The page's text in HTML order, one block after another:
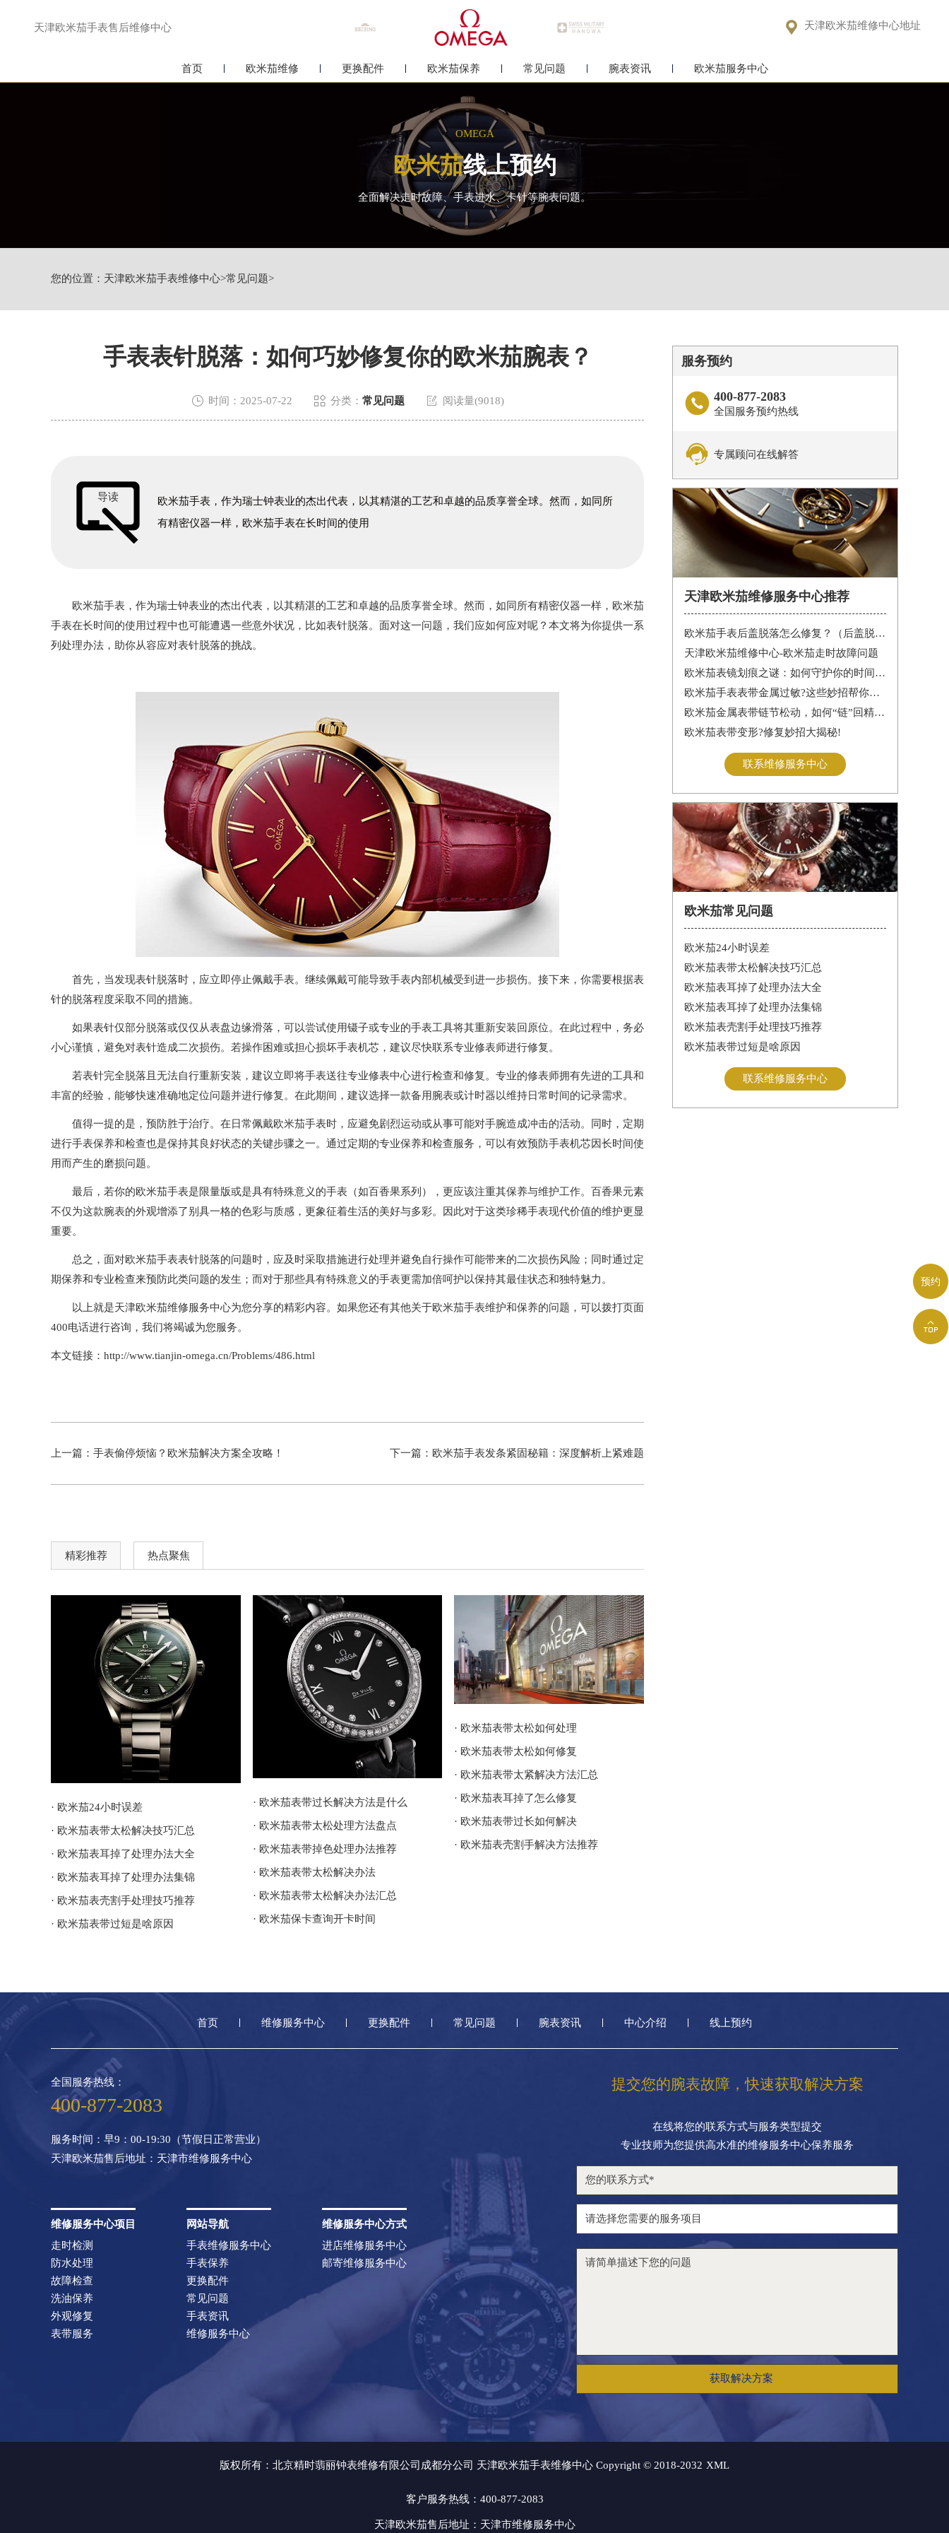
天津欧米茄手表售后维修中心  天津欧米茄维修中心地址
首页 欧米茄维修 更换配件 欧米茄保养 常见问题 腕表资讯 欧米茄服务中心
OMEGA
欧米茄线上预约
全面解决走时故障、手表进水、卡针等腕表问题。
您的位置： 天津欧米茄手表维修中心>常见问题>
手表表针脱落：如何巧妙修复你的欧米茄腕表？
 时间：2025-07-22  分类： 常见问题  阅读量(9018)
导读
欧米茄手表，作为瑞士钟表业的杰出代表，以其精湛的工艺和卓越的品质享誉全球。然而，如同所
有精密仪器一样，欧米茄手表在长时间的使用
欧米茄手表，作为瑞士钟表业的杰出代表，以其精湛的工艺和卓越的品质享誉全球。然而，如同所有精密仪器一样，欧米茄
手表在长时间的使用过程中也可能遭遇一些意外状况，比如表针脱落。面对这一问题，我们应如何应对呢？本文将为你提供一系
列处理办法，助你从容应对表针脱落的挑战。
首先，当发现表针脱落时，应立即停止佩戴手表。继续佩戴可能导致手表内部机械受到进一步损伤。接下来，你需要根据表
针的脱落程度采取不同的措施。
如果表针仅部分脱落或仅仅从表盘边缘滑落，可以尝试使用镊子或专业的手表工具将其重新安装回原位。在此过程中，务必
小心谨慎，避免对表针造成二次损伤。若操作困难或担心损坏手表机芯，建议尽快联系专业修表师进行修复。
若表针完全脱落且无法自行重新安装，建议立即将手表送往专业修表中心进行检查和修复。专业的修表师拥有先进的工具和
丰富的经验，能够快速准确地定位问题并进行修复。在此期间，建议选择一款备用腕表或计时器以维持日常时间的记录需求。
值得一提的是，预防胜于治疗。在日常佩戴欧米茄手表时，应避免剧烈运动或从事可能对手腕造成冲击的活动。同时，定期
进行手表保养和检查也是保持其良好状态的关键步骤之一。通过定期的专业保养和检查服务，可以有效预防手表机芯因长时间使
用而产生的磨损问题。
最后，若你的欧米茄手表是限量版或是具有特殊意义的手表（如百香果系列），更应该注重其保养与维护工作。百香果元素
不仅为这款腕表的外观增添了别具一格的色彩与质感，更象征着生活的美好与多彩。因此对于这类珍稀手表现代价值的维护更显
重要。
总之，面对欧米茄手表表针脱落的问题时，应及时采取措施进行处理并避免自行操作可能带来的二次损伤风险；同时通过定
期保养和专业检查来预防此类问题的发生；而对于那些具有特殊意义的手表更需加倍呵护以保持其最佳状态和独特魅力。
以上就是天津欧米茄维修服务中心为您分享的精彩内容。如果您还有其他关于欧米茄手表维护和保养的问题，可以拨打页面
400电话进行咨询，我们将竭诚为您服务。
本文链接：http://www.tianjin-omega.cn/Problems/486.html
上一篇： 手表偷停烦恼？欧米茄解决方案全攻略！ 下一篇： 欧米茄手表发条紧固秘籍：深度解析上紧难题
精彩推荐 热点聚焦
· 欧米茄24小时误差
· 欧米茄表带太松解决技巧汇总
· 欧米茄表耳掉了处理办法大全
· 欧米茄表耳掉了处理办法集锦
· 欧米茄表壳割手处理技巧推荐
· 欧米茄表带过短是啥原因
· 欧米茄表带过长解决方法是什么
· 欧米茄表带太松处理方法盘点
· 欧米茄表带掉色处理办法推荐
· 欧米茄表带太松解决办法
· 欧米茄表带太松解决办法汇总
· 欧米茄保卡查询开卡时间
· 欧米茄表带太松如何处理
· 欧米茄表带太松如何修复
· 欧米茄表带太紧解决方法汇总
· 欧米茄表耳掉了怎么修复
· 欧米茄表带过长如何解决
· 欧米茄表壳割手解决方法推荐
服务预约
 400-877-2083
全国服务预约热线
 专属顾问在线解答
天津欧米茄维修服务中心推荐
欧米茄手表后盖脱落怎么修复？（后盖脱落解决办法）
天津欧米茄维修中心-欧米茄走时故障问题
欧米茄表镜划痕之谜：如何守护你的时间印记
欧米茄手表表带金属过敏?这些妙招帮你轻松解决
欧米茄金属表带链节松动，如何“链”回精致时光?
欧米茄表带变形?修复妙招大揭秘!
联系维修服务中心
欧米茄常见问题
欧米茄24小时误差
欧米茄表带太松解决技巧汇总
欧米茄表耳掉了处理办法大全
欧米茄表耳掉了处理办法集锦
欧米茄表壳割手处理技巧推荐
欧米茄表带过短是啥原因
联系维修服务中心
首页 维修服务中心 更换配件 常见问题 腕表资讯 中心介绍 线上预约
提交您的腕表故障，快速获取解决方案
在线将您的联系方式与服务类型提交
专业技师为您提供高水准的维修服务中心保养服务
获取解决方案
全国服务热线：
400-877-2083
服务时间：早9：00-19:30（节假日正常营业）
天津欧米茄售后地址：天津市维修服务中心
维修服务中心项目
走时检测
防水处理
故障检查
洗油保养
外观修复
表带服务
网站导航
手表维修服务中心
手表保养
更换配件
常见问题
手表资讯
维修服务中心
维修服务中心方式
进店维修服务中心
邮寄维修服务中心
版权所有：北京精时翡丽钟表维修有限公司成都分公司 天津欧米茄手表维修中心 Copyright © 2018-2032 XML
客户服务热线：400-877-2083
天津欧米茄售后地址：天津市维修服务中心
预约
